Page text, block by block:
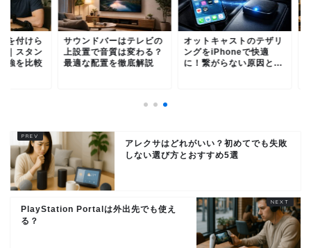
ンドバーはテレビの
置で音質は変わる？
な配置を徹底解説
オットキャストのテザリ
ングをiPhoneで快適
に！繋がらない原因と...
モニターアームを付
れない机の対策｜ス
ド・壁寄せ・補強を
アレクサはどれがいい？初めてでも失敗
しない選び方とおすすめ5選
PlayStation Portalは外出先でも使え
る？